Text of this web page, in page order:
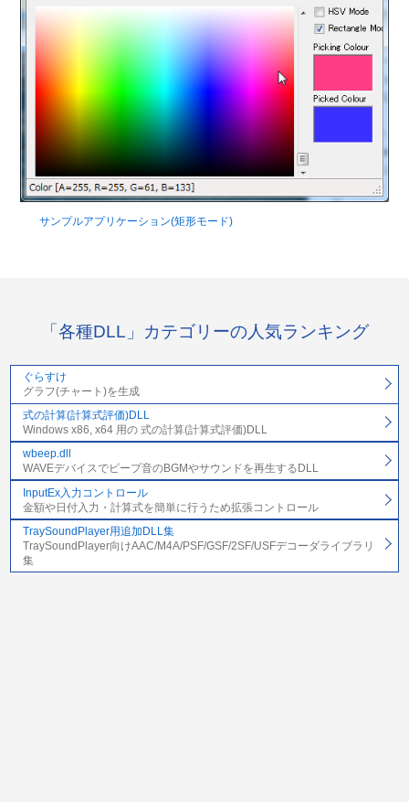
サンプルアプリケーション(矩形モード)
「各種DLL」カテゴリーの人気ランキング
ぐらすけ
グラフ(チャート)を生成
式の計算(計算式評価)DLL
Windows x86, x64 用の 式の計算(計算式評価)DLL
wbeep.dll
WAVEデバイスでビープ音のBGMやサウンドを再生するDLL
InputEx入力コントロール
金額や日付入力・計算式を簡単に行うため拡張コントロール
TraySoundPlayer用追加DLL集
TraySoundPlayer向けAAC/M4A/PSF/GSF/2SF/USFデコーダライブラリ
集